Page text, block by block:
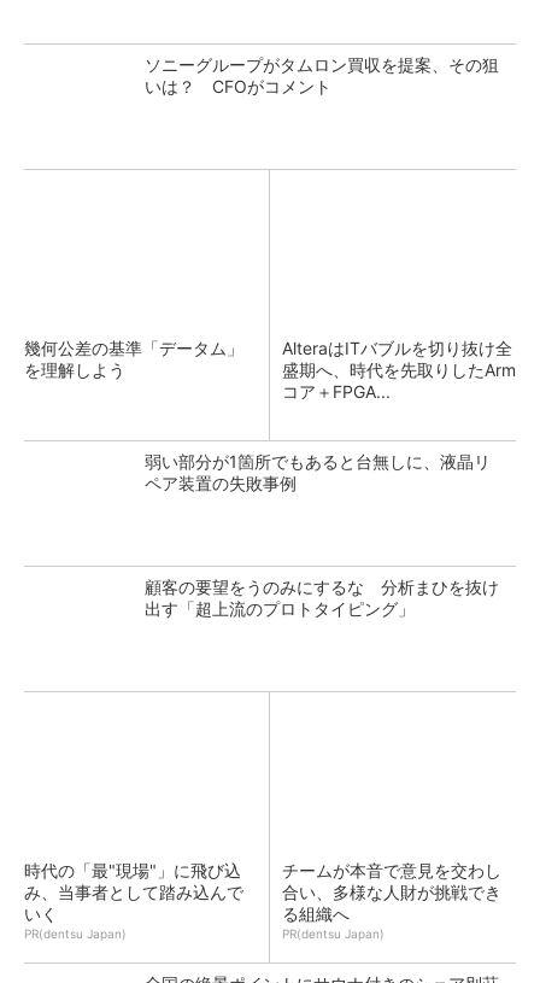
ソニーグループがタムロン買収を提案、その狙
いは？ CFOがコメント
幾何公差の基準「データム」
を理解しよう
AlteraはITバブルを切り抜け全
盛期へ、時代を先取りしたArm
コア＋FPGA...
弱い部分が1箇所でもあると台無しに、液晶リ
ペア装置の失敗事例
顧客の要望をうのみにするな 分析まひを抜け
出す「超上流のプロトタイピング」
時代の「最"現場"」に飛び込
み、当事者として踏み込んで
いく
PR(dentsu Japan)
チームが本音で意見を交わし
合い、多様な人財が挑戦でき
る組織へ
PR(dentsu Japan)